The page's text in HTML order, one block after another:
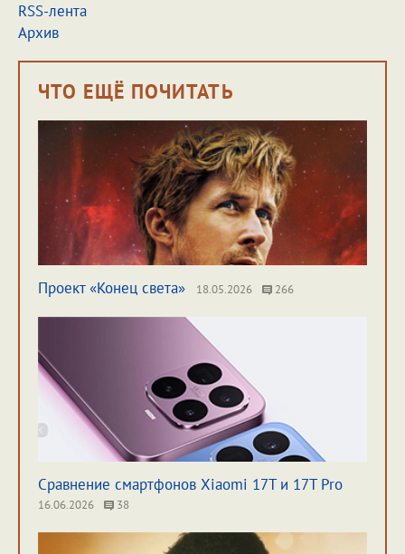
RSS-лента
Архив
ЧТО ЕЩЁ ПОЧИТАТЬ
Проект «Конец света» 18.05.2026 266
Сравнение смартфонов Xiaomi 17T и 17T Pro
16.06.2026 38